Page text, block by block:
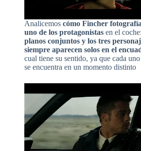
Analicemos cómo Fincher
uno de los protagonistas en el coche:
planos conjuntos y los tres
siempre aparecen solos en el
cual tiene su sentido, ya que cada
se encuentra en un momento distinto